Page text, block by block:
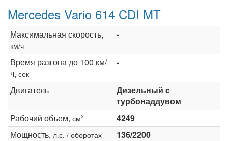
Mercedes Vario 614 CDI MT
Максимальная скорость,
км/ч
-
Время разгона до 100 км/
ч, сек
-
Двигатель
Дизельный c
турбонаддувом
Рабочий объем, см3
4249
Мощность, л.с. / оборотах
136/2200